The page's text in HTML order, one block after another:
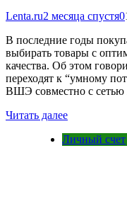
Lenta.ru2 месяца спустя0
В последние годы
выбирать товары с
качества. Об этом
переходят к “умному
ВШЭ совместно с сетью
Читать далее
Личный счет